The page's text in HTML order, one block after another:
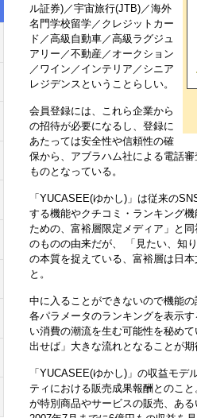
ル証券)／宇宙旅行(JTB)／海外
名門学校留学／クレジットカー
ド／高級自動車／高級ラグジュ
アリー／不動産／オークション
／ワイン／インテリア／シニア
レジデンスということらしい。
会員登録には、これら企業から
の招待が必要になるし、登録に
あたっては安全性や信頼性の確
保から、アブラハム社による電話
ものとなっている。
「YUCASEE(ゆかし)」は従来の
する機能やクチコミ・ランキング
ための、富裕層限定メディア」と
のものの由来だが、 「見たい、知
の本質を捉えている、富裕層は日
と。
中に入ることができないので機能
各パラメータのランキングを表示
い消費の潮流を生む可能性を秘め
出せば」大きな流れとなることが期
「YUCASEE(ゆかし)」の収益モ
ティにおける販売成果報酬とのこ
が特別商品やサービスの販売、あ